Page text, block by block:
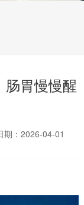
胃慢慢醒
期：2026-04-01